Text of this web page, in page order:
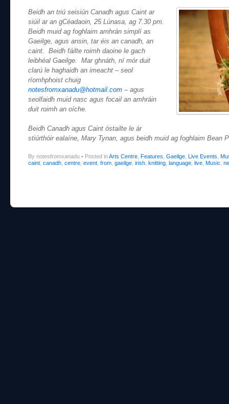
Beidh an triú seisiún Canadh agus Caint ar
siúil ar an gCéadaoin, 25 Lúnasa, ag 7.30 pm.
Beidh muid ag foghlaim amhrán simplí as
Gaeilge, agus ansin, tar éis an canadh, an
caint. Beidh fáilte roimh daoine le gach
leibhéal Gaeilge. Mar ghnáth, ní mór duit
clarú le haghaidh an imeacht – seol
ríomhphoist chuig
notesfromxanadu@hotmail.com – agus
seolfaidh muid nasc agus focail an amhráin
duit roimh an oíche.
Beidh Canadh agus Caint óstailte le ár
stiúrthóir ealaíne, Mary Tynan, agus beidh muid ag foghlaim Bean
By notesfromxanadu • Posted inArts Centre Features Gaeilge Live Events
caint canadh centre event from gaeilge irish knitting language live Music